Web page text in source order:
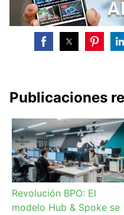
Publicaciones
Revolución BPO: El
modelo Hub & Spoke se